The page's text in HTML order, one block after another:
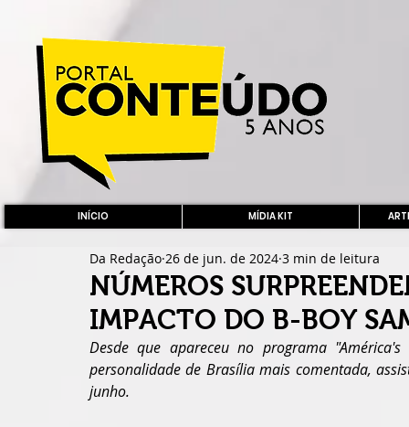
INÍCIO MÍDIA KIT
NÚMEROS
IMPACTO DO B-BOY
Da Redação 26 de jun. de 2024 3 min de leitura
Desde que apareceu no programa
personalidade de Brasília mais comentada,
junho.